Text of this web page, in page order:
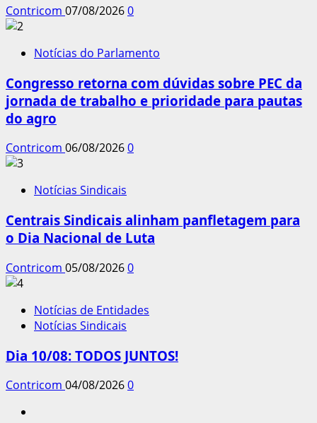
Contricom 07/08/20260
Notícias do Parlamento
Congresso retorna com dúvidas sobre PEC da
jornada de trabalho e prioridade para pautas
do agro
Contricom 06/08/20260
Notícias Sindicais
Centrais Sindicais alinham panfletagem para
o Dia Nacional de Luta
Contricom 05/08/20260
Notícias de Entidades
Notícias Sindicais
Dia 10/08: TODOS JUNTOS!
Contricom 04/08/20260